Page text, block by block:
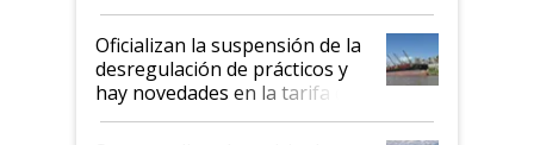
Oficializan la suspensión de la
desregulación de prácticos y
hay novedades en la tarifa de
la hidrovía